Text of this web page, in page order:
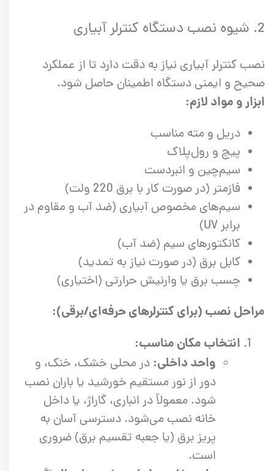
2. شیوه نصب دستگاه کنترلر آبیاری
نصب کنترلر آبیاری نیاز به دقت دارد تا از عملکرد
صحیح و ایمنی دستگاه اطمینان حاصل شود.
ابزار و مواد لازم:
دریل و مته مناسب
پیچ و رول‌پلاک
سیم‌چین و انبردست
فازمتر (در صورت کار با برق 220 ولت)
سیم‌های مخصوص آبیاری (ضد آب و مقاوم در
برابر UV)
کانکتورهای سیم (ضد آب)
کابل برق (در صورت نیاز به تمدید)
چسب برق یا وارنیش حرارتی (اختیاری)
مراحل نصب (برای کنترلرهای حرفه‌ای/برقی):
انتخاب مکان مناسب:
واحد داخلی: در محلی خشک، خنک، و
دور از نور مستقیم خورشید یا باران نصب
شود. معمولاً در انباری، گاراژ، یا داخل
خانه نصب می‌شود. دسترسی آسان به
پریز برق (یا جعبه تقسیم برق) ضروری
است.